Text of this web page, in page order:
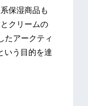
保湿商品も
クリームの
たアークティ
いう目的を達